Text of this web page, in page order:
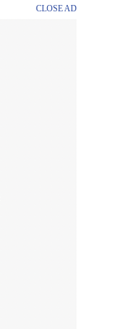
CLOSE AD